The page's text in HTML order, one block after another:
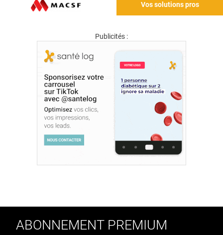
Vos solutions pros
Publicités :
ABONNEMENT PREMIUM